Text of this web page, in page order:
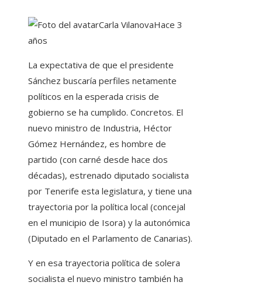
Carla VilanovaHace 3
años
La expectativa de que el presidente
Sánchez buscaría perfiles netamente
políticos en la esperada crisis de
gobierno se ha cumplido. Concretos. El
nuevo ministro de Industria, Héctor
Gómez Hernández, es hombre de
partido (con carné desde hace dos
décadas), estrenado diputado socialista
por Tenerife esta legislatura, y tiene una
trayectoria por la política local (concejal
en el municipio de Isora) y la autonómica
(Diputado en el Parlamento de Canarias).
Y en esa trayectoria política de solera
socialista el nuevo ministro también ha